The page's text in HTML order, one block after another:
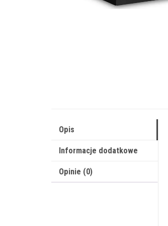
Opis
Informacje dodatkowe
Opinie (0)